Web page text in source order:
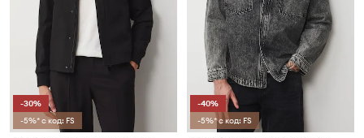
-30%
-5%* с код: FS
-40%
-5%* с код: FS